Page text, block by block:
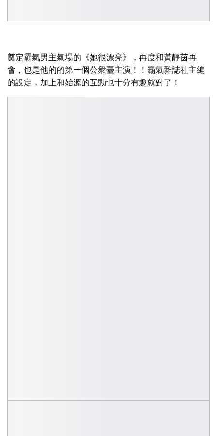
奠定霸氣男主氣場的《她很漂亮》，再度和黃靜茵再
會，也是他的的第一個公衆臺主演！！霸氣雜誌社主編
的設定，加上和始源的互動也十分有趣就對了！